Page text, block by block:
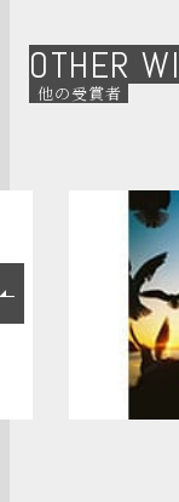
OTHER
他の受賞者